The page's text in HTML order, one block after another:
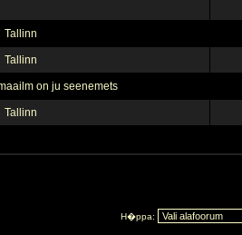
Tallinn
Tallinn
on ju seenemets
Tallinn
H�ppa: